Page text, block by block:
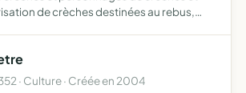
de crèches destinées au rebus,
· Culture · Créée en 2004